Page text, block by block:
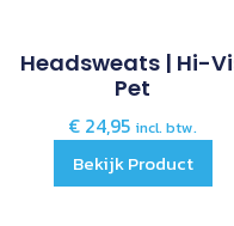
Headsweats | Hi-
Pet
€ 24,95 incl. btw.
Bekijk Product